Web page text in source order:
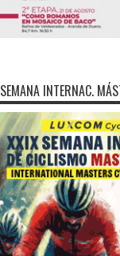
SEMANA INTERNAC.